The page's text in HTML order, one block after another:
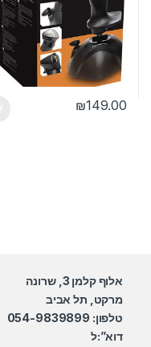
₪149.00
אלוף קלמן 3, שרונה
מרקט, תל אביב
טלפון: 054-9839899
דוא”:ל